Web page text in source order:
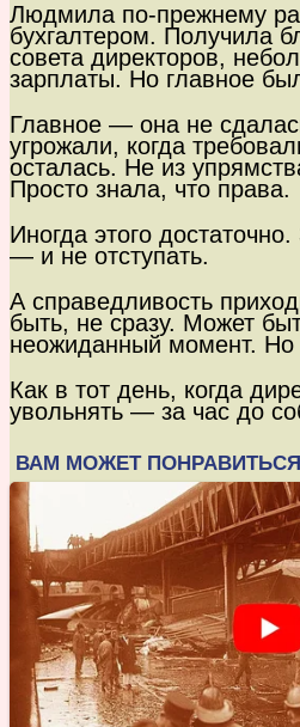
Людмила по-прежнему
бухгалтером. Получила
совета директоров,
зарплаты. Но главное
Главное — она не
угрожали, когда
осталась. Не из
Просто знала, что права.
Иногда этого
— и не отступать.
А справедливость
быть, не сразу. Может
неожиданный момент. Но
Как в тот день, когда
увольнять — за час до